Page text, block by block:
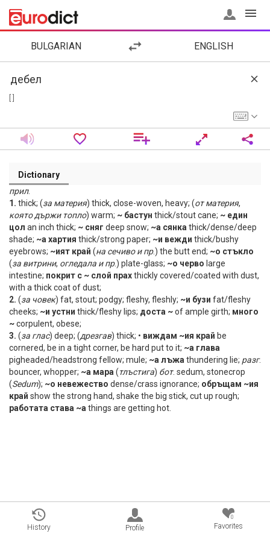
BULGARIAN ENGLISH
Dictionary
прил.
1. thick; (за материя) thick, close-woven, heavy; (от материя,
която държи топло) warm; ~ бастун thick/stout cane; ~ един
цол an inch thick; ~ сняг deep snow; ~а сянка thick/dense/deep
shade; ~а хартия thick/strong paper; ~и вежди thick/bushy
eyebrows; ~ият край (на сечиво и пр.) the butt end; ~о стъкло
(за витрини, огледала и пр.) plate-glass; ~о черво large
intestine; покрит с ~ слой прахthickly covered/coated with dust,
with a thick coat of dust;
2. (за човек) fat, stout; podgy; fleshy, fleshly; ~и бузи fat/fleshy
cheeks; ~и устни thick/fleshy lips; доста ~of ample girth; много
~corpulent, obese;
3. (за глас) deep; (дрезгав) thick; • виждам ~ия край be
cornered, be in a tight corner, be hard put to it; ~а глава
pigheaded/headstrong fellow; mule; ~а лъжа thundering lie; разг.
bouncer, whopper; ~а мара (тлъстига) бот. sedum, stonecrop
(Sedum); ~о невежество dense/crass ignorance; обръщам ~ия
край show the strong hand, shake the big stick, cut up rough;
работата става ~а things are getting hot.
History Profile
0
Favorites